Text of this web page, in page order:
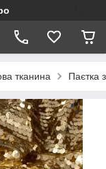
тканина Паєтка